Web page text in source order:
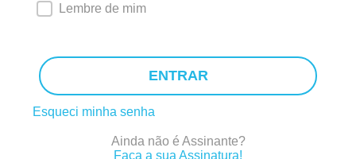
Lembre de mim
ENTRAR
Esqueci minha senha
Ainda não é Assinante?
Faça a sua Assinatura!